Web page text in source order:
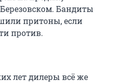
Бандиты
притоны, если
против.
лет дилеры всё же